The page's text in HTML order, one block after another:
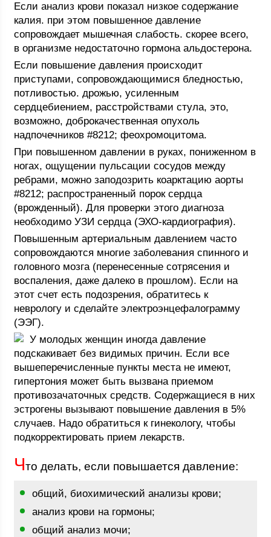
Если анализ крови показал низкое содержание
калия. при этом повышенное давление
сопровождает мышечная слабость. скорее всего,
в организме недостаточно гормона альдостерона.
Если повышение давления происходит
приступами, сопровождающимися бледностью,
потливостью. дрожью, усиленным
сердцебиением, расстройствами стула, это,
возможно, доброкачественная опухоль
надпочечников #8212; феохромоцитома.
При повышенном давлении в руках, пониженном в
ногах, ощущении пульсации сосудов между
ребрами, можно заподозрить коарктацию аорты
#8212; распространенный порок сердца
(врожденный). Для проверки этого диагноза
необходимо УЗИ сердца (ЭХО-кардиография).
Повышенным артериальным давлением часто
сопровождаются многие заболевания спинного и
головного мозга (перенесенные сотрясения и
воспаления, даже далеко в прошлом). Если на
этот счет есть подозрения, обратитесь к
неврологу и сделайте электроэнцефалограмму
(ЭЭГ).
У молодых женщин иногда давление
подскакивает без видимых причин. Если все
вышеперечисленные пункты места не имеют,
гипертония может быть вызвана приемом
противозачаточных средств. Содержащиеся в них
эстрогены вызывают повышение давления в 5%
случаев. Надо обратиться к гинекологу, чтобы
подкорректировать прием лекарств.
Что делать, если повышается давление:
общий, биохимический анализы крови;
анализ крови на гормоны;
общий анализ мочи;